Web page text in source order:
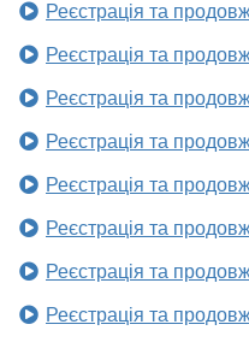
Реєстрація та
Реєстрація та
Реєстрація та
Реєстрація та
Реєстрація та
Реєстрація та
Реєстрація та
Реєстрація та